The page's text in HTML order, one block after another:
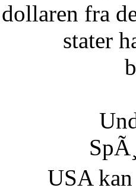
dollaren fra
stater
USA kan